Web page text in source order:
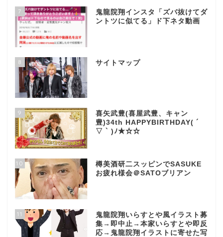
7
鬼龍院翔インスタ「ズバ抜けてダ
ントツに似てる」ド下ネタ動画
8 サイトマップ
9
喜矢武豊(喜屋武豊、キャン
豊)34th HAPPYBIRTHDAY( ´
▽ ` )ﾉ★☆☆
10
樽美酒研二スッピンでSASUKE
お疲れ様会＠SATOブリアン
11
鬼龍院翔いらすとや風イラスト募
集→即中止→本家いらすとや即反
応→鬼龍院翔イラストに寄せた写